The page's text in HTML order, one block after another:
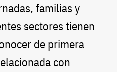
familias y
sectores tienen
de primera
con